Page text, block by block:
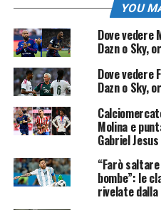
YOU
Dove vedere
Dazn o Sky,
Dove vedere
Dazn o Sky,
Molina e
Gabriel Jesus
“Farò
bombe”: le
rivelate